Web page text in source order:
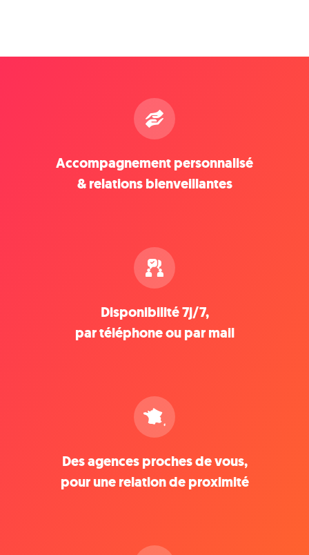
Accompagnement personnalisé
& relations bienveillantes
Disponibilité 7j/7,
par téléphone ou par mail
Des agences proches de vous,
pour une relation de proximité